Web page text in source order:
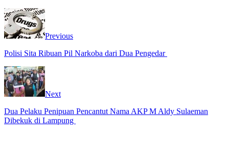
Previous
Polisi Sita Ribuan Pil Narkoba dari Dua Pengedar
Next
Dua Pelaku Penipuan Pencantut Nama AKP M Aldy Sulaeman
Dibekuk di Lampung